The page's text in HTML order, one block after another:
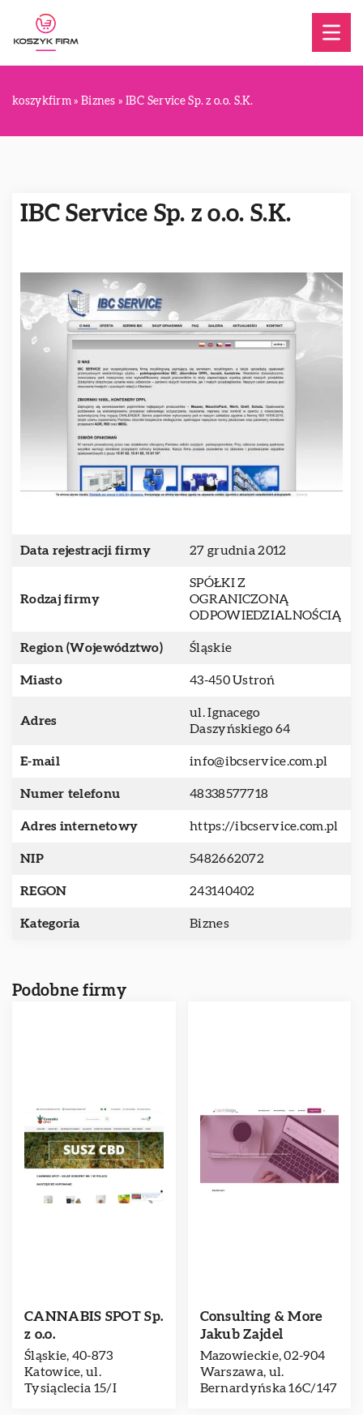
koszykfirm » Biznes » IBC Service Sp. z o.o. S.K.
IBC Service Sp. z o.o. S.K.
Data rejestracji firmy 27 grudnia 2012
Rodzaj firmy
SPÓŁKI Z
OGRANICZONĄ
ODPOWIEDZIALNOŚCIĄ
Region (Województwo) Śląskie
Miasto 43-450 Ustroń
Adres
ul. Ignacego
Daszyńskiego 64
E-mail info@ibcservice.com.pl
Numer telefonu 48338577718
Adres internetowy https://ibcservice.com.pl
NIP 5482662072
REGON 243140402
Kategoria Biznes
Podobne firmy
CANNABIS SPOT Sp.
z o.o.
Śląskie, 40-873
Katowice, ul.
Tysiąclecia 15/I
Consulting & More
Jakub Zajdel
Mazowieckie, 02-904
Warszawa, ul.
Bernardyńska 16C/147